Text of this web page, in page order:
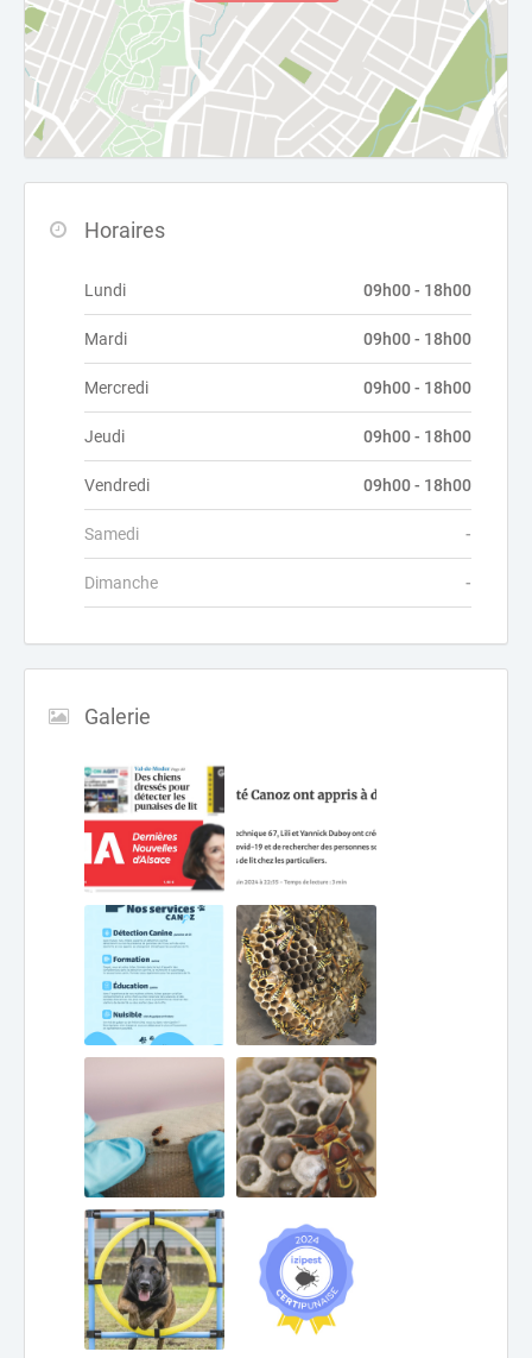
Horaires
Lundi 09h00 - 18h00
Mardi 09h00 - 18h00
Mercredi 09h00 - 18h00
Jeudi 09h00 - 18h00
Vendredi 09h00 - 18h00
Samedi -
Dimanche -
Galerie